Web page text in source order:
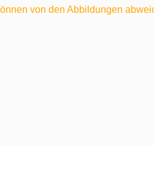
von den Abbildungen